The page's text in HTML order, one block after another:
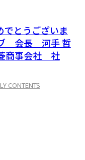
でとうございま
会長 河手 哲
商事会社 社
CONTENTS